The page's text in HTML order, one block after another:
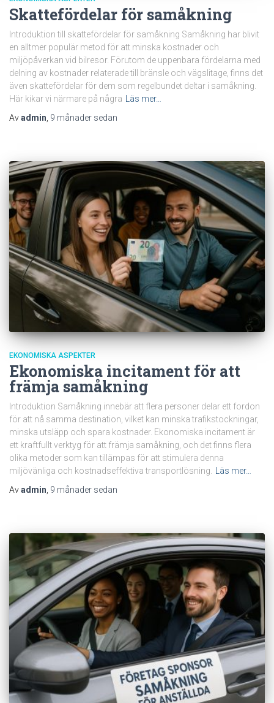
Skattefördelar för samåkning
Introduktion till skattefördelar för samåkning Samåkning har blivit
en alltmer populär metod för att minska kostnader och
miljöpåverkan vid bilresor. Förutom de uppenbara fördelarna med
delning av kostnader relaterade till bränsle och vägslitage, finns det
även skattefördelar för dem som regelbundet deltar i samåkning.
Här kikar vi närmare på några Läs mer…
Avadmin, 9 månader sedan
EKONOMISKA ASPEKTER
Ekonomiska incitament för att
främja samåkning
Introduktion Samåkning innebär att flera personer delar ett fordon
för att nå samma destination, vilket kan minska trafikstockningar,
minska utsläpp och spara kostnader. Ekonomiska incitament är
ett kraftfullt verktyg för att främja samåkning, och det finns flera
olika metoder som kan tillämpas för att stimulera denna
miljövänliga och kostnadseffektiva transportlösning.
Läs mer…
Avadmin 9 månader sedan